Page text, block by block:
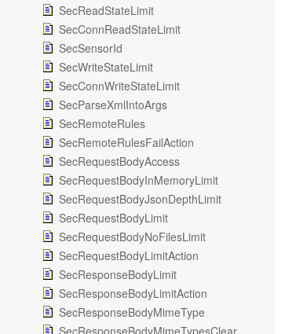
SecReadStateLimit
SecConnReadStateLimit
SecSensorId
SecWriteStateLimit
SecConnWriteStateLimit
SecParseXmlIntoArgs
SecRemoteRules
SecRemoteRulesFailAction
SecRequestBodyAccess
SecRequestBodyInMemoryLimit
SecRequestBodyJsonDepthLimit
SecRequestBodyLimit
SecRequestBodyNoFilesLimit
SecRequestBodyLimitAction
SecResponseBodyLimit
SecResponseBodyLimitAction
SecResponseBodyMimeType
SecResponseBodyMimeTypesClear